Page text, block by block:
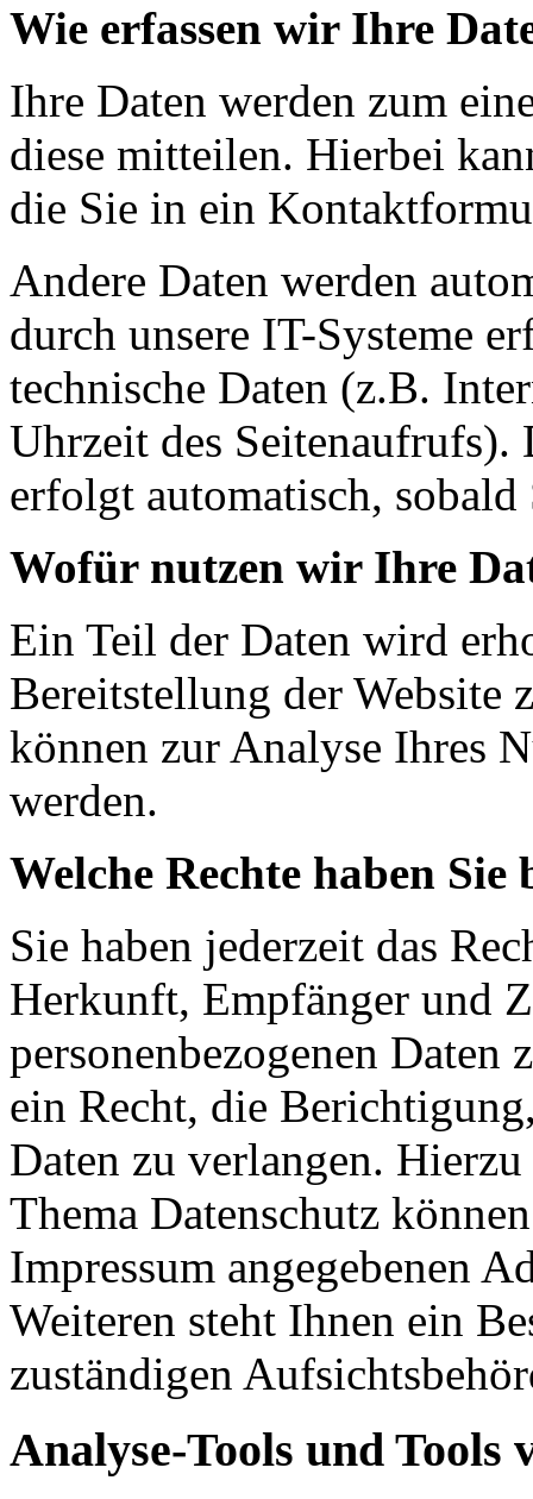
Wie erfassen wir Ihre
Ihre Daten werden zum
diese mitteilen. Hierbei
die Sie in ein
Andere Daten werden
durch unsere IT-Systeme
technische Daten (z.B.
Uhrzeit des Seitenaufrufs).
erfolgt automatisch, sobald
Wofür nutzen wir Ihre
Ein Teil der Daten wird
Bereitstellung der Website
können zur Analyse Ihres
werden.
Welche Rechte haben
Sie haben jederzeit das
Herkunft, Empfänger und
personenbezogenen Daten
ein Recht, die
Daten zu verlangen.
Thema Datenschutz
Impressum angegebenen
Weiteren steht Ihnen ein
zuständigen
Analyse-Tools und